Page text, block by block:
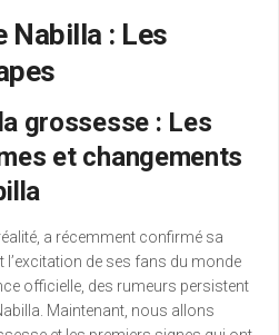
Nabilla : Les
grossesse : Les
et changements
a récemment confirmé sa
de ses fans du monde
officielle, des rumeurs persistent
Maintenant, nous allons